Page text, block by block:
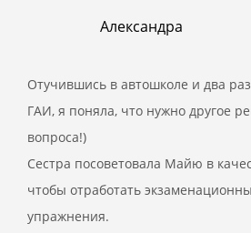
Александра
Отучившись в автошколе и два
ГАИ, я поняла, что нужно другое
вопроса!)
Сестра посоветовала Майю в
чтобы отработать
упражнения.